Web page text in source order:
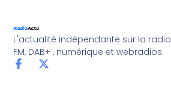
L'actualité indépendante sur la radio
FM, DAB+ , numérique et webradios.